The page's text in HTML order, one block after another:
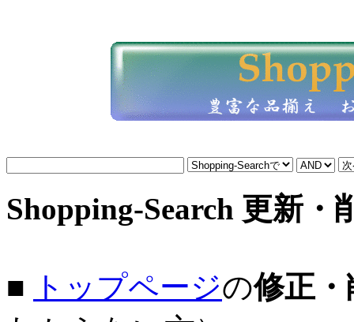
Shopping-Search 更新・
■ トップページの修正・